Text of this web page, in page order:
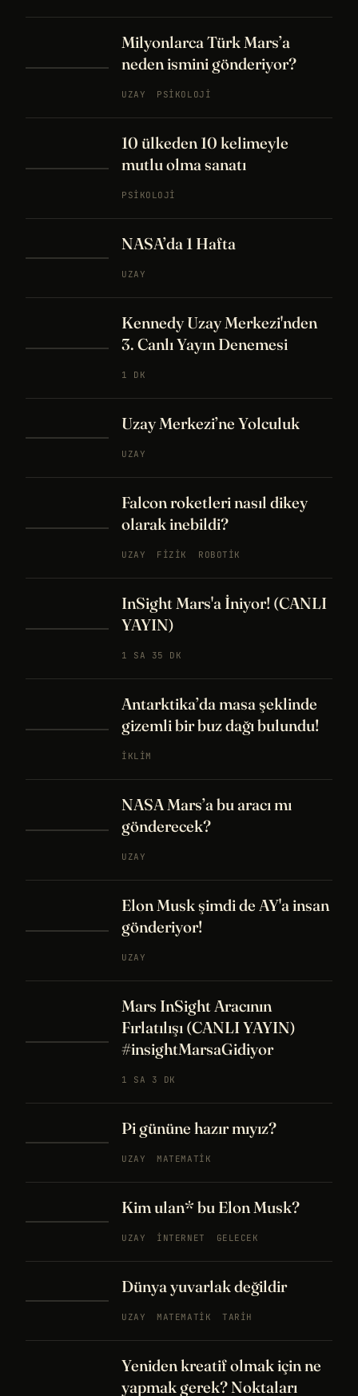
Milyonlarca Türk Mars’a
neden ismini gönderiyor?
UZAY PSIKOLOJI
10 ülkeden 10 kelimeyle
mutlu olma sanatı
PSIKOLOJI
NASA’da 1 Hafta
UZAY
Kennedy Uzay Merkezi'nden
3. Canlı Yayın Denemesi
1 DK
Uzay Merkezi’ne Yolculuk
UZAY
Falcon roketleri nasıl dikey
olarak inebildi?
UZAY FIZIK ROBOTIK
InSight Mars'a İniyor! (CANLI
YAYIN)
1 SA 35 DK
Antarktika’da masa şeklinde
gizemli bir buz dağı bulundu!
İKLIM
NASA Mars’a bu aracı mı
gönderecek?
UZAY
Elon Musk şimdi de AY'a insan
gönderiyor!
UZAY
Mars InSight Aracının
Fırlatılışı (CANLI YAYIN)
#insightMarsaGidiyor
1 SA 3 DK
Pi gününe hazır mıyız?
UZAY MATEMATIK
Kim ulan* bu Elon Musk?
UZAY İNTERNET GELECEK
Dünya yuvarlak değildir
UZAY MATEMATIK TARIH
Yeniden kreatif olmak için ne
yapmak gerek? Noktaları